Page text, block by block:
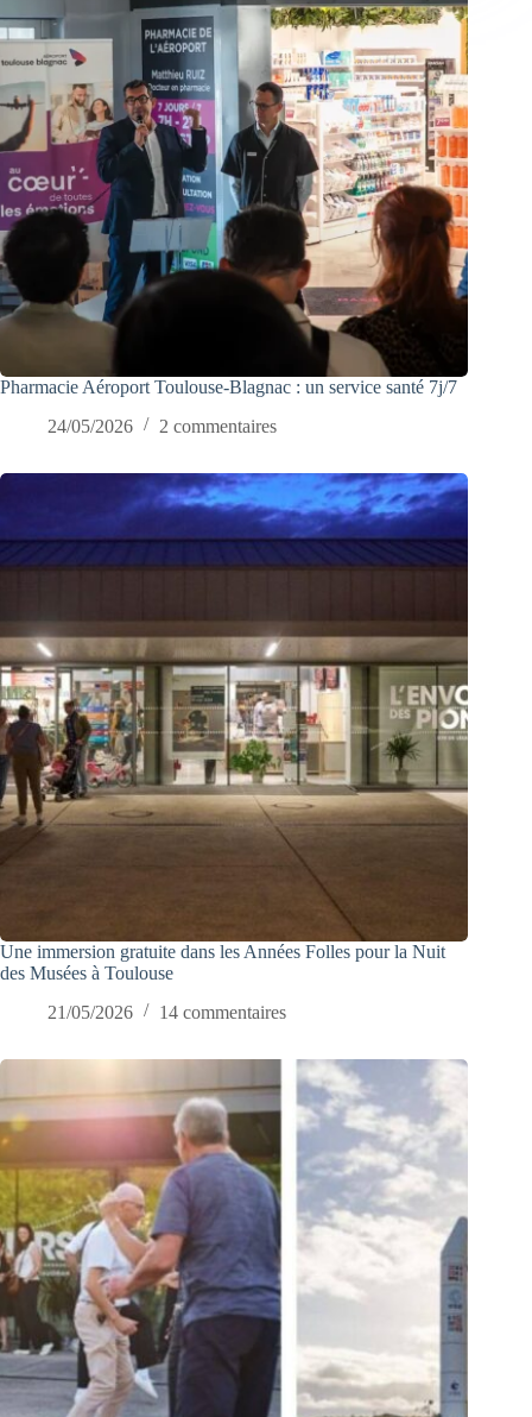
Pharmacie Aéroport Toulouse-Blagnac : un service santé 7j/7
24/05/2026
2 commentaires
Une immersion gratuite dans les Années Folles pour la Nuit
des Musées à Toulouse
21/05/2026
14 commentaires